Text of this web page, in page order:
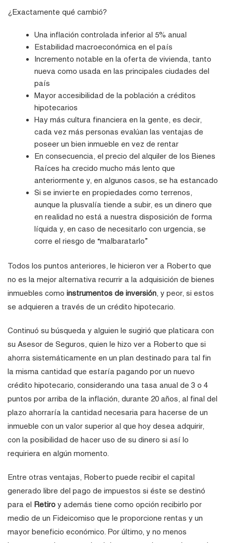
¿Exactamente qué cambió?
Una inflación controlada inferior al 5% anual
Estabilidad macroeconómica en el país
Incremento notable en la oferta de vivienda, tanto
nueva como usada en las principales ciudades del
país
Mayor accesibilidad de la población a créditos
hipotecarios
Hay más cultura financiera en la gente, es decir,
cada vez más personas evalúan las ventajas de
poseer un bien inmueble en vez de rentar
En consecuencia, el precio del alquiler de los Bienes
Raíces ha crecido mucho más lento que
anteriormente y, en algunos casos, se ha estancado
Si se invierte en propiedades como terrenos,
aunque la plusvalía tiende a subir, es un dinero que
en realidad no está a nuestra disposición de forma
líquida y, en caso de necesitarlo con urgencia, se
corre el riesgo de “malbaratarlo”
Todos los puntos anteriores, le hicieron ver a Roberto que
no es la mejor alternativa recurrir a la adquisición de bienes
inmuebles como instrumentos de inversión, y peor, si estos
se adquieren a través de un crédito hipotecario.
Continuó su búsqueda y alguien le sugirió que platicara con
su Asesor de Seguros, quien le hizo ver a Roberto que si
ahorra sistemáticamente en un plan destinado para tal fin
la misma cantidad que estaría pagando por un nuevo
crédito hipotecario, considerando una tasa anual de 3 o 4
puntos por arriba de la inflación, durante 20 años, al final del
plazo ahorraría la cantidad necesaria para hacerse de un
inmueble con un valor superior al que hoy desea adquirir,
con la posibilidad de hacer uso de su dinero si así lo
requiriera en algún momento.
Entre otras ventajas, Roberto puede recibir el capital
generado libre del pago de impuestos si éste se destinó
para el Retiro y además tiene como opción recibirlo por
medio de un Fideicomiso que le proporcione rentas y un
mayor beneficio económico. Por último, y no menos